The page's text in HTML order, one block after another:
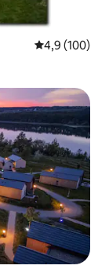
4,9 de uma
4,9 (100)